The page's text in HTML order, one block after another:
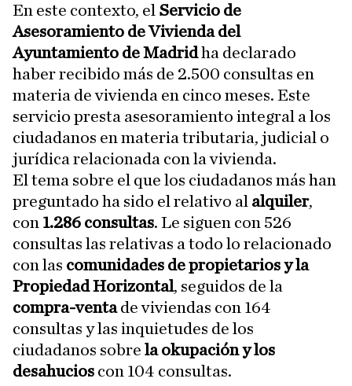
En este contexto, el Servicio de
Asesoramiento de Vivienda del
Ayuntamiento de Madridha declarado
haber recibido más de 2.500 consultas en
materia de vivienda en cinco meses. Este
servicio presta asesoramiento integral a los
ciudadanos en materia tributaria, judicial o
jurídica relacionada con la vivienda.
El tema sobre el que los ciudadanos más han
preguntado ha sido el relativo al alquiler,
con 1.286 consultas. Le siguen con 526
consultas las relativas a todo lo relacionado
con las comunidades de propietarios y la
Propiedad Horizontal, seguidos de la
compra-ventade viviendas con 164
consultas y las inquietudes de los
ciudadanos sobre la okupación y los
desahucios con 104 consultas.